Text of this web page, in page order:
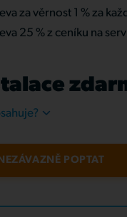
za věrnost 1 % za
25 % z ceníku na
POPTAT